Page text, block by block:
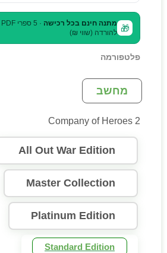
🎁 מתנה חינם בכל רכישה
להורדה (שווי ₪)
פלטפורמה
מחשב
Company of Heroes 2
All Out War Edition
Master Collection
Platinum Edition
Standard Edition